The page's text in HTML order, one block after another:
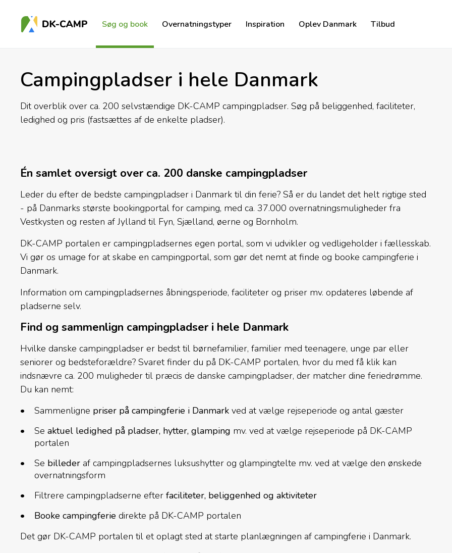
Søg og book Overnatningstyper Inspiration Oplev Danmark Tilbud
Campingpladser i hele Danmark
Dit overblik over ca. 200 selvstændige DK-CAMP campingpladser. Søg på beliggenhed, faciliteter,
ledighed og pris (fastsættes af de enkelte pladser).
Én samlet oversigt over ca. 200 danske campingpladser
Leder du efter de bedste campingpladser i Danmark til din ferie? Så er du landet det helt rigtige sted
- på Danmarks største bookingportal for camping, med ca. 37.000 overnatningsmuligheder fra
Vestkysten og resten af Jylland til Fyn, Sjælland, øerne og Bornholm.
DK-CAMP portalen er campingpladsernes egen portal, som vi udvikler og vedligeholder i fællesskab.
Vi gør os umage for at skabe en campingportal, som gør det nemt at finde og booke campingferie i
Danmark.
Information om campingpladsernes åbningsperiode, faciliteter og priser mv. opdateres løbende af
pladserne selv.
Find og sammenlign campingpladser i hele Danmark
Hvilke danske campingpladser er bedst til børnefamilier, familier med teenagere, unge par eller
seniorer og bedsteforældre? Svaret finder du på DK-CAMP portalen, hvor du med få klik kan
indsnævre ca. 200 muligheder til præcis de danske campingpladser, der matcher dine feriedrømme.
Du kan nemt:
Sammenligne priser på campingferie i Danmark ved at vælge rejseperiode og antal gæster
Se aktuel ledighed på pladser, hytter, glamping mv. ved at vælge rejseperiode på DK-CAMP
portalen
Se billeder af campingpladsernes luksushytter og glampingtelte mv. ved at vælge den ønskede
overnatningsform
Filtrere campingpladserne efter faciliteter, beliggenhed og aktiviteter
Booke campingferie direkte på DK-CAMP portalen
Det gør DK-CAMP portalen til et oplagt sted at starte planlægningen af campingferie i Danmark.